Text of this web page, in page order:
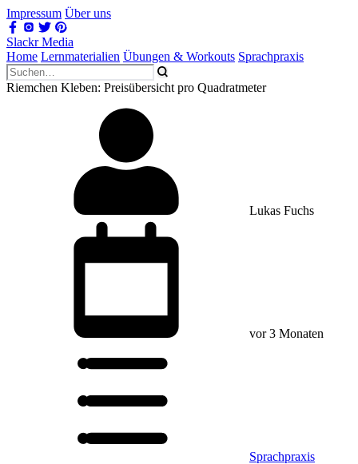
Impressum Über uns
Slackr Media
Home Lernmaterialien Übungen & Workouts Sprachpraxis
Riemchen Kleben: Preisübersicht pro Quadratmeter
Lukas Fuchs
vor 3 Monaten
Sprachpraxis